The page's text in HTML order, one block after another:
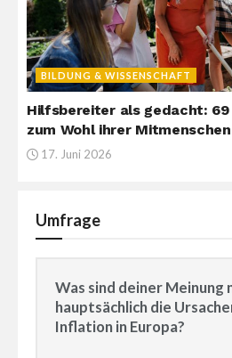
BILDUNG & WISSENSCHAFT
Hilfsbereiter als gedacht:
zum Wohl ihrer
17. Juni 2026
Umfrage
Was sind deiner Meinung
hauptsächlich die
Inflation in Europa?